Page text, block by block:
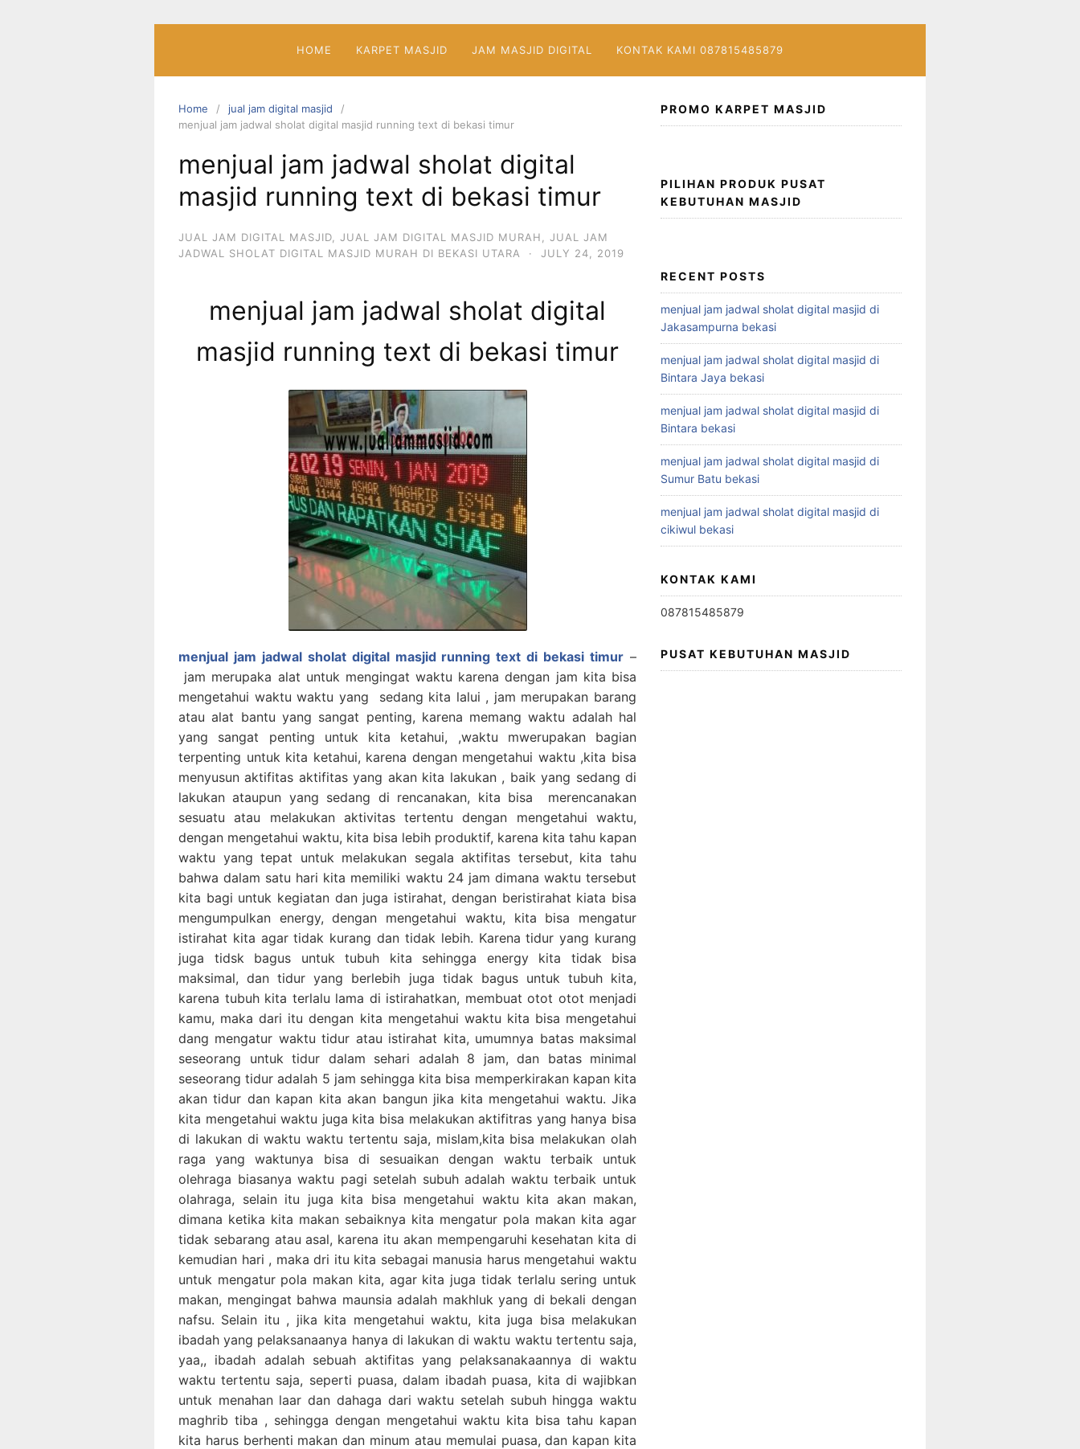
HOME KARPET MASJID JAM MASJID DIGITAL KONTAK KAMI 087815485879
Home
jual jam digital masjid
menjual jam jadwal sholat digital masjid running text di bekasi timur
menjual jam jadwal sholat digital
masjid running text di bekasi timur
JUAL JAM DIGITAL MASJID JUAL JAM DIGITAL MASJID MURAH
JUAL JAM
JADWAL SHOLAT DIGITAL MASJID MURAH DI BEKASI UTARA
· JULY 24, 2019
menjual jam jadwal sholat digital
masjid running text di bekasi timur
menjual jam jadwal sholat digital masjid running text di bekasi timur –
jam merupaka alat untuk mengingat waktu karena dengan jam kita bisa
mengetahui waktu waktu yang sedang kita lalui , jam merupakan barang
atau alat bantu yang sangat penting, karena memang waktu adalah hal
yang sangat penting untuk kita ketahui, ,waktu mwerupakan bagian
terpenting untuk kita ketahui, karena dengan mengetahui waktu ,kita bisa
menyusun aktifitas aktifitas yang akan kita lakukan , baik yang sedang di
lakukan ataupun yang sedang di rencanakan, kita bisa merencanakan
sesuatu atau melakukan aktivitas tertentu dengan mengetahui waktu,
dengan mengetahui waktu, kita bisa lebih produktif, karena kita tahu kapan
waktu yang tepat untuk melakukan segala aktifitas tersebut, kita tahu
bahwa dalam satu hari kita memiliki waktu 24 jam dimana waktu tersebut
kita bagi untuk kegiatan dan juga istirahat, dengan beristirahat kiata bisa
mengumpulkan energy, dengan mengetahui waktu, kita bisa mengatur
istirahat kita agar tidak kurang dan tidak lebih. Karena tidur yang kurang
juga tidsk bagus untuk tubuh kita sehingga energy kita tidak bisa
maksimal, dan tidur yang berlebih juga tidak bagus untuk tubuh kita,
karena tubuh kita terlalu lama di istirahatkan, membuat otot otot menjadi
kamu, maka dari itu dengan kita mengetahui waktu kita bisa mengetahui
dang mengatur waktu tidur atau istirahat kita, umumnya batas maksimal
seseorang untuk tidur dalam sehari adalah 8 jam, dan batas minimal
seseorang tidur adalah 5 jam sehingga kita bisa memperkirakan kapan kita
akan tidur dan kapan kita akan bangun jika kita mengetahui waktu. Jika
kita mengetahui waktu juga kita bisa melakukan aktifitras yang hanya bisa
di lakukan di waktu waktu tertentu saja, mislam,kita bisa melakukan olah
raga yang waktunya bisa di sesuaikan dengan waktu terbaik untuk
olehraga biasanya waktu pagi setelah subuh adalah waktu terbaik untuk
olahraga, selain itu juga kita bisa mengetahui waktu kita akan makan,
dimana ketika kita makan sebaiknya kita mengatur pola makan kita agar
tidak sebarang atau asal, karena itu akan mempengaruhi kesehatan kita di
kemudian hari , maka dri itu kita sebagai manusia harus mengetahui waktu
untuk mengatur pola makan kita, agar kita juga tidak terlalu sering untuk
makan, mengingat bahwa maunsia adalah makhluk yang di bekali dengan
nafsu. Selain itu , jika kita mengetahui waktu, kita juga bisa melakukan
ibadah yang pelaksanaanya hanya di lakukan di waktu waktu tertentu saja,
yaa,, ibadah adalah sebuah aktifitas yang pelaksanakaannya di waktu
waktu tertentu saja, seperti puasa, dalam ibadah puasa, kita di wajibkan
untuk menahan laar dan dahaga dari waktu setelah subuh hingga waktu
maghrib tiba , sehingga dengan mengetahui waktu kita bisa tahu kapan
kita harus berhenti makan dan minum atau memulai puasa, dan kapan kita
PROMO KARPET MASJID
PILIHAN PRODUK PUSAT
KEBUTUHAN MASJID
RECENT POSTS
menjual jam jadwal sholat digital masjid di
Jakasampurna bekasi
menjual jam jadwal sholat digital masjid di
Bintara Jaya bekasi
menjual jam jadwal sholat digital masjid di
Bintara bekasi
menjual jam jadwal sholat digital masjid di
Sumur Batu bekasi
menjual jam jadwal sholat digital masjid di
cikiwul bekasi
KONTAK KAMI
087815485879
PUSAT KEBUTUHAN MASJID